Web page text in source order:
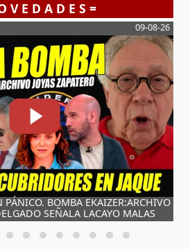
V E D A D E S =
09-08-26
PÁNICO. BOMBA EKAIZER:ARCHIVO
SEÑALA LACAYO MALAS
LENGUAS